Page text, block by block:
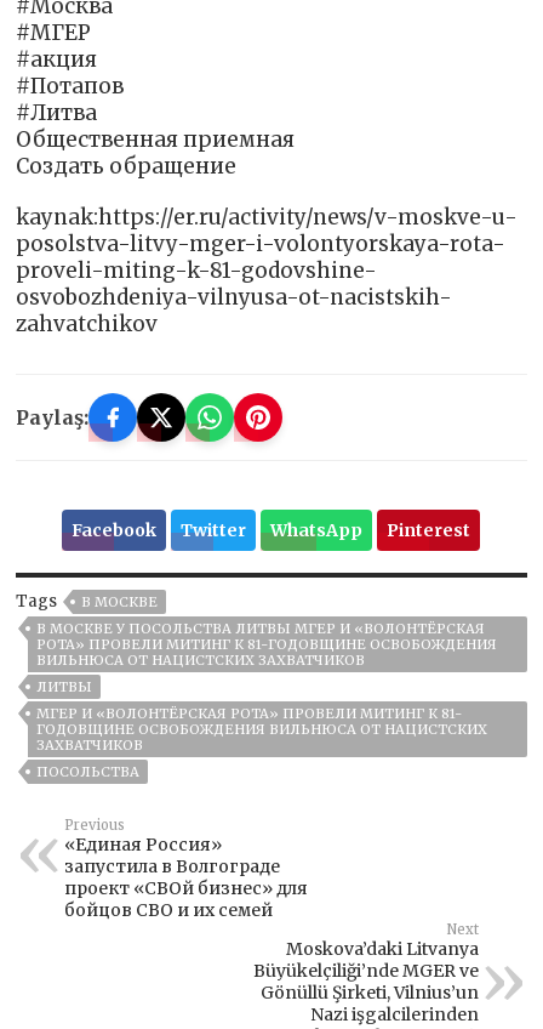
#Москва
#МГЕР
#акция
#Потапов
#Литва
Общественная приемная
Создать обращение
kaynak:https://er.ru/activity/news/v-moskve-u-
posolstva-litvy-mger-i-volontyorskaya-rota-
proveli-miting-k-81-godovshine-
osvobozhdeniya-vilnyusa-ot-nacistskih-
zahvatchikov
Paylaş:
Facebook Twitter WhatsApp Pinterest
Tags
В МОСКВЕ
В МОСКВЕ У ПОСОЛЬСТВА ЛИТВЫ МГЕР И «ВОЛОНТЁРСКАЯ
РОТА» ПРОВЕЛИ МИТИНГ К 81-ГОДОВЩИНЕ ОСВОБОЖДЕНИЯ
ВИЛЬНЮСА ОТ НАЦИСТСКИХ ЗАХВАТЧИКОВ
ЛИТВЫ
МГЕР И «ВОЛОНТЁРСКАЯ РОТА» ПРОВЕЛИ МИТИНГ К 81-
ГОДОВЩИНЕ ОСВОБОЖДЕНИЯ ВИЛЬНЮСА ОТ НАЦИСТСКИХ
ЗАХВАТЧИКОВ
ПОСОЛЬСТВА
Previous
«Единая Россия»
запустила в Волгограде
проект «СВОй бизнес» для
бойцов СВО и их семей
Next
Moskova’daki Litvanya
Büyükelçiliği’nde MGER ve
Gönüllü Şirketi, Vilnius’un
Nazi işgalcilerinden